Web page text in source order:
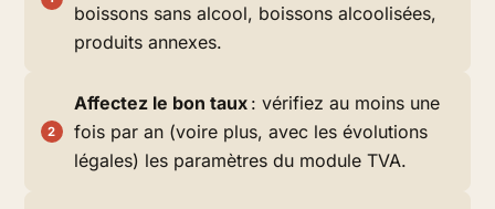
boissons sans alcool, boissons alcoolisées,
produits annexes.
Affectez le bon taux : vérifiez au moins une
fois par an (voire plus, avec les évolutions
légales) les paramètres du module TVA.